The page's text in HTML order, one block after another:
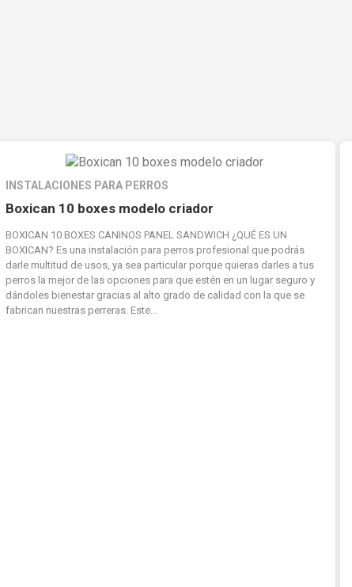
INSTALACIONES PARA PERROS
Boxican 10 boxes modelo criador
BOXICAN 10 BOXES CANINOS PANEL SANDWICH ¿QUÉ ES UN
BOXICAN? Es una instalación para perros profesional que podrás
darle multitud de usos, ya sea particular porque quieras darles a tus
perros la mejor de las opciones para que estén en un lugar seguro y
dándoles bienestar gracias al alto grado de calidad con la que se
fabrican nuestras perreras. Este...